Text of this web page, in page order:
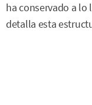
ha conservado a lo
detalla esta